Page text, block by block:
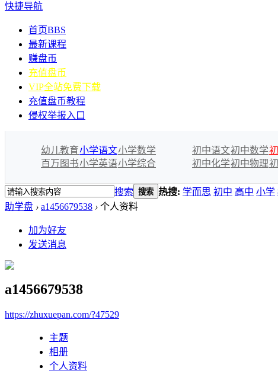
快捷导航
首页BBS
最新课程
赚盘币
充值盘币
VIP全站免费下载
充值盘币教程
侵权举报入口
幼儿教育小学语文小学数学
百万图书小学英语小学综合
初中语文初中数学
初中化学初中物理
搜索 搜索 热搜: 学而思 初中 高中 小学
助学盘 › a1456679538 › 个人资料
加为好友
发送消息
a1456679538
https://zhuxuepan.com/?47529
主题
相册
个人资料